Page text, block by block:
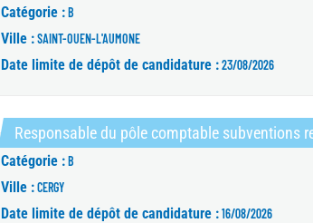
Catégorie : B
Ville : SAINT-OUEN-L'AUMONE
Date limite de dépôt de candidature : 23/08/2026
Responsable du pôle comptable subventions
Catégorie : B
Ville : CERGY
Date limite de dépôt de candidature : 16/08/2026